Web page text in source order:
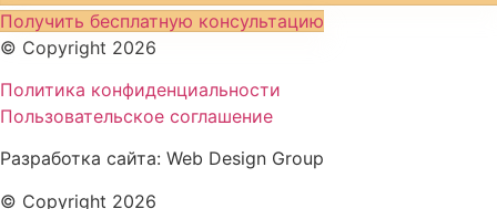
Получить бесплатную консультацию
© Copyright 2026
Политика конфиденциальности
Пользовательское соглашение
Разработка сайта: Web Design Group
© Copyright 2026